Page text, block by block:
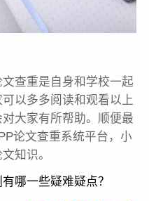
查重是自身和学校一起
以多多阅读和观看以上
大家有所帮助。顺便最
论文查重系统平台，小
知识。
哪一些疑难疑点？